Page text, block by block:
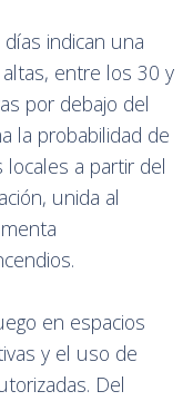
indican una
entre los 30 y
por debajo del
la probabilidad de
a partir del
unida al
en espacios
y el uso de
Del